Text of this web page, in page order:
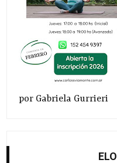
por Gabriela Gurrieri